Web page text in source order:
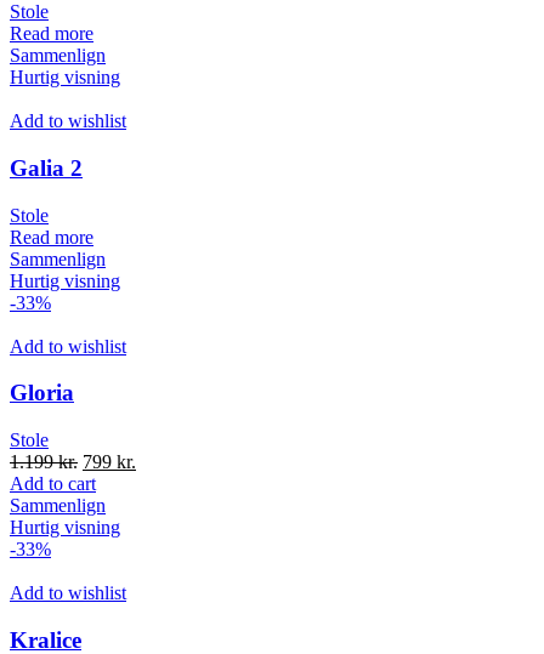
Stole
Read more
Sammenlign
Hurtig visning
Add to wishlist
Galia 2
Stole
Read more
Sammenlign
Hurtig visning
-33%
Add to wishlist
Gloria
Stole
1.199kr. 799 kr.
Add to cart
Sammenlign
Hurtig visning
-33%
Add to wishlist
Kralice